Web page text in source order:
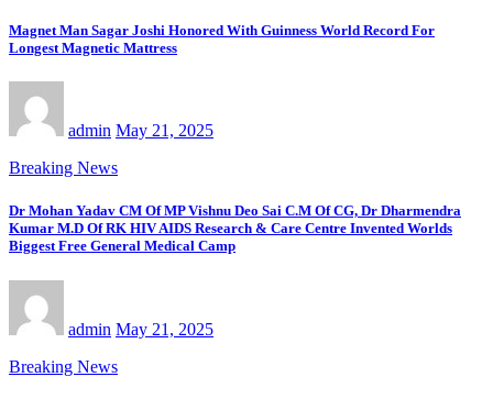
Magnet Man Sagar Joshi Honored With Guinness World Record For
Longest Magnetic Mattress
admin May 21, 2025
Breaking News
Dr Mohan Yadav CM Of MP Vishnu Deo Sai C.M Of CG, Dr Dharmendra
Kumar M.D Of RK HIV AIDS Research & Care Centre Invented Worlds
Biggest Free General Medical Camp
admin May 21, 2025
Breaking News